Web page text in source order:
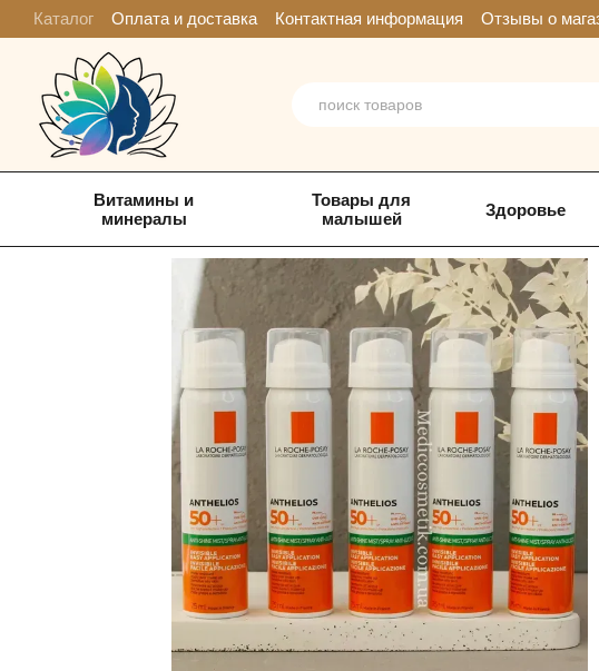
Перейти к основному контенту
Каталог Оплата и доставка Контактная информация Отзывы о
Витамины и
минералы
Товары для
малышей
Здоровье